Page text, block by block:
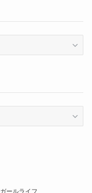
ガールライフ